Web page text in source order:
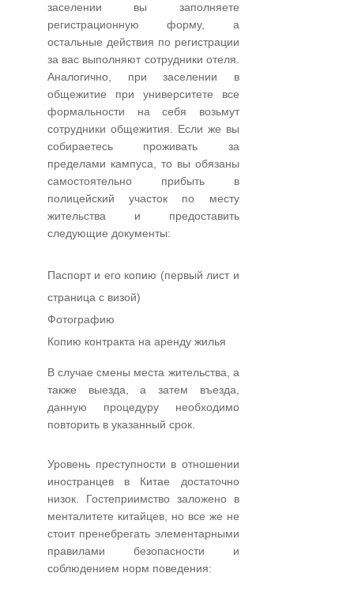
заселении вы заполняете
регистрационную форму, а
остальные действия по регистрации
за вас выполняют сотрудники отеля.
Аналогично, при заселении в
общежитие при университете все
формальности на себя возьмут
сотрудники общежития. Если же вы
собираетесь проживать за
пределами кампуса, то вы обязаны
самостоятельно прибыть в
полицейский участок по месту
жительства и предоставить
следующие документы:
Паспорт и его копию (первый лист и
страница с визой)
Фотографию
Копию контракта на аренду жилья
В случае смены места жительства, а
также выезда, а затем въезда,
данную процедуру необходимо
повторить в указанный срок.
Уровень преступности в отношении
иностранцев в Китае достаточно
низок. Гостеприимство заложено в
менталитете китайцев, но все же не
стоит пренебрегать элементарными
правилами безопасности и
соблюдением норм поведения: